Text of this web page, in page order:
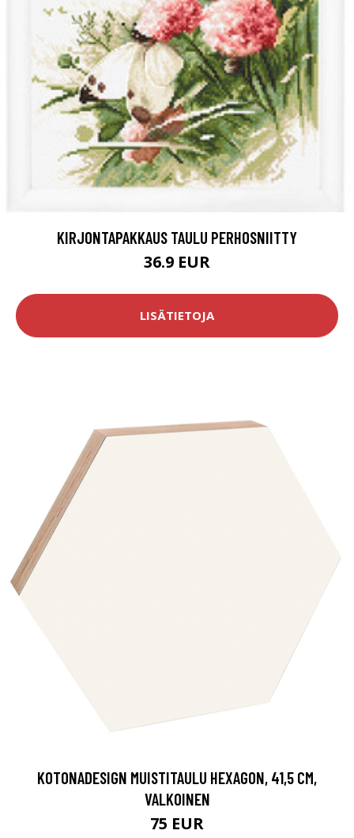
KIRJONTAPAKKAUS TAULU PERHOSNIITTY
36.9 EUR
LISÄTIETOJA
KOTONADESIGN MUISTITAULU HEXAGON, 41,5 CM,
VALKOINEN
75 EUR